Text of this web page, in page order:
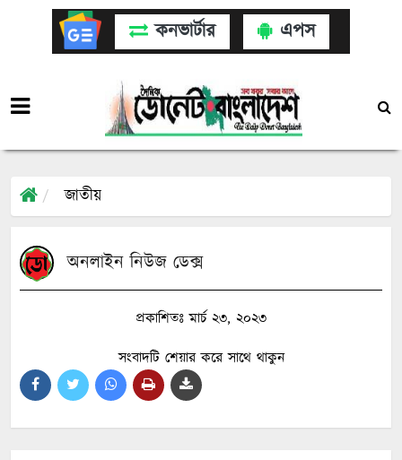
কনভার্টার এপস
জাতীয়
অনলাইন নিউজ ডেক্স
প্রকাশিতঃ মার্চ ২৩, ২০২৩
সংবাদটি শেয়ার করে সাথে থাকুন